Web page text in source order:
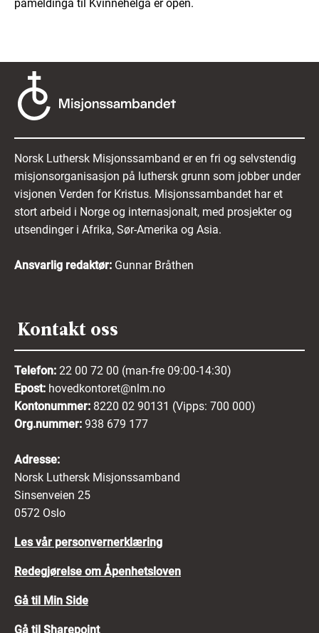
påmeldinga til Kvinnehelga er open.
Norsk Luthersk Misjonssamband er en fri og selvstendig
misjonsorganisasjon på luthersk grunn som jobber under
visjonen Verden for Kristus. Misjonssambandet har et
stort arbeid i Norge og internasjonalt, med prosjekter og
utsendinger i Afrika, Sør-Amerika og Asia.
Ansvarlig redaktør: Gunnar Bråthen
Kontakt oss
Telefon: 22 00 72 00 (man-fre 09:00-14:30)
Epost: hovedkontoret@nlm.no
Kontonummer: 8220 02 90131 (Vipps: 700 000)
Org.nummer: 938 679 177
Adresse:
Norsk Luthersk Misjonssamband
Sinsenveien 25
0572 Oslo
Les vår personvernerklæring
Redegjørelse om Åpenhetsloven
Gå til Min Side
Gå til Sharepoint